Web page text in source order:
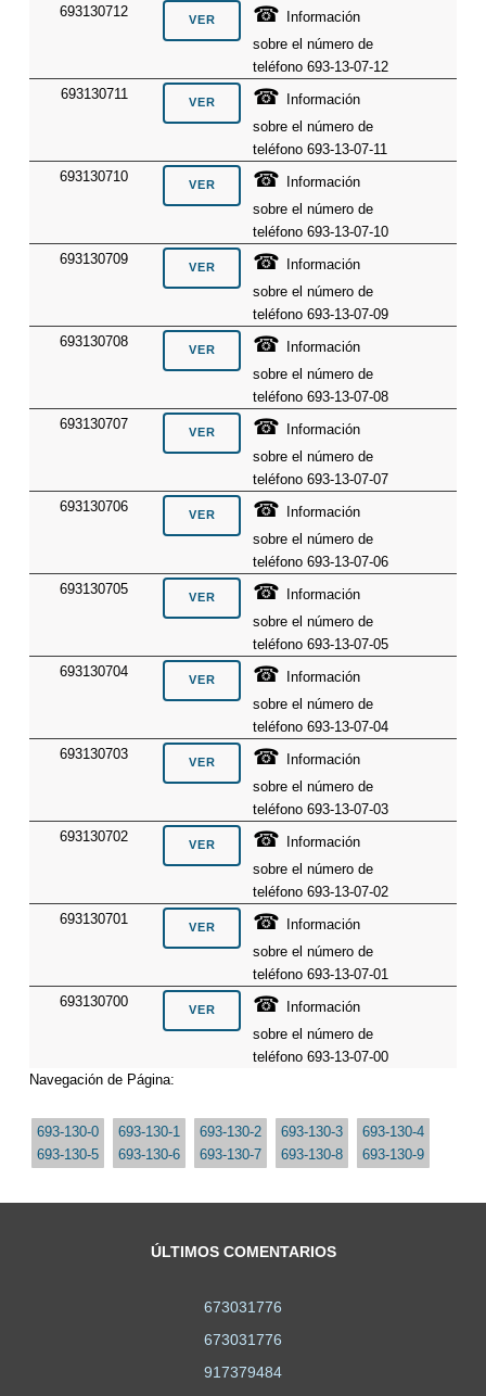
693130712
☎
Información
sobre el número de
teléfono 693-13-07-12
693130711
☎
Información
sobre el número de
teléfono 693-13-07-11
693130710
☎
Información
sobre el número de
teléfono 693-13-07-10
693130709
☎
Información
sobre el número de
teléfono 693-13-07-09
693130708
☎
Información
sobre el número de
teléfono 693-13-07-08
693130707
☎
Información
sobre el número de
teléfono 693-13-07-07
693130706
☎
Información
sobre el número de
teléfono 693-13-07-06
693130705
☎
Información
sobre el número de
teléfono 693-13-07-05
693130704
☎
Información
sobre el número de
teléfono 693-13-07-04
693130703
☎
Información
sobre el número de
teléfono 693-13-07-03
693130702
☎
Información
sobre el número de
teléfono 693-13-07-02
693130701
☎
Información
sobre el número de
teléfono 693-13-07-01
693130700
☎
Información
sobre el número de
teléfono 693-13-07-00
Navegación de Página:
693-130-0 693-130-1 693-130-2 693-130-3
693-130-4
693-130-5
693-130-6 693-130-7 693-130-8 693-130-9
ÚLTIMOS COMENTARIOS
673031776
673031776
917379484